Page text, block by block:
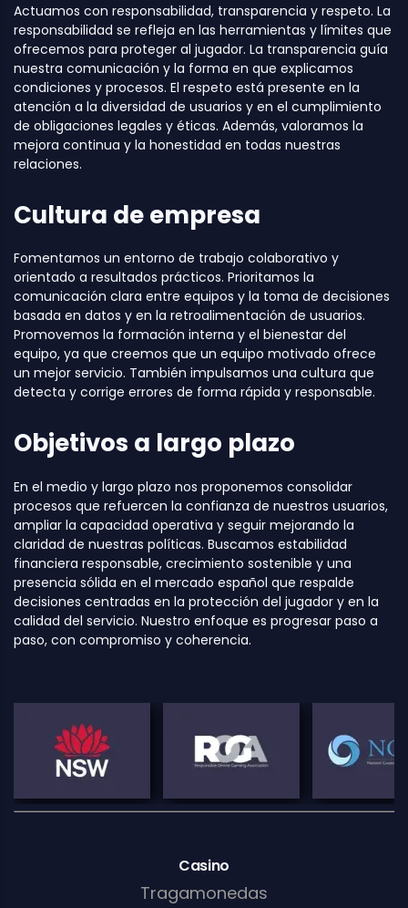
Actuamos con responsabilidad, transparencia y respeto. La
responsabilidad se refleja en las herramientas y límites que
ofrecemos para proteger al jugador. La transparencia guía
nuestra comunicación y la forma en que explicamos
condiciones y procesos. El respeto está presente en la
atención a la diversidad de usuarios y en el cumplimiento
de obligaciones legales y éticas. Además, valoramos la
mejora continua y la honestidad en todas nuestras
relaciones.
Cultura de empresa
Fomentamos un entorno de trabajo colaborativo y
orientado a resultados prácticos. Prioritamos la
comunicación clara entre equipos y la toma de decisiones
basada en datos y en la retroalimentación de usuarios.
Promovemos la formación interna y el bienestar del
equipo, ya que creemos que un equipo motivado ofrece
un mejor servicio. También impulsamos una cultura que
detecta y corrige errores de forma rápida y responsable.
Objetivos a largo plazo
En el medio y largo plazo nos proponemos consolidar
procesos que refuercen la confianza de nuestros usuarios,
ampliar la capacidad operativa y seguir mejorando la
claridad de nuestras políticas. Buscamos estabilidad
financiera responsable, crecimiento sostenible y una
presencia sólida en el mercado español que respalde
decisiones centradas en la protección del jugador y en la
calidad del servicio. Nuestro enfoque es progresar paso a
paso, con compromiso y coherencia.
Casino
Tragamonedas